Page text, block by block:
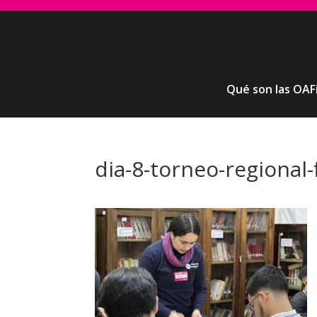
Qué son las
dia-8-torneo-